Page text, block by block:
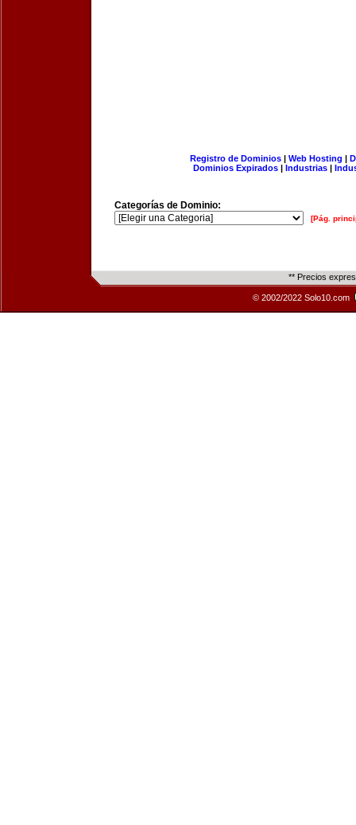
Registro de Dominios| Web Hosting |
Dominios Expirados | Industrias |
Categorías de Dominio:
[Pág.
** Precios
© 2002/2022 Solo10.com